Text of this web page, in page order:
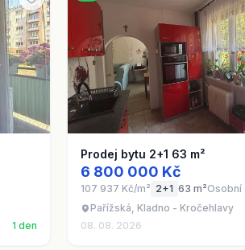
1 den
Prodej bytu 2+1 63 m²
6 800 000 Kč
107 937 Kč/m² 2+1 63 m²Osobní
Pařížská, Kladno - Kročehlavy
08. 08. 2026